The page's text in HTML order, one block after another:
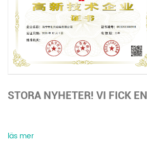
STORA NYHETER! VI FICK
läs mer